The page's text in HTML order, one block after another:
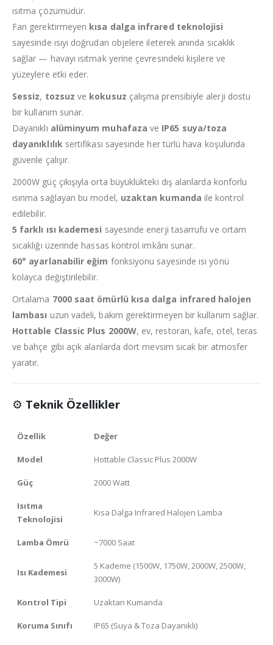
ısıtma çözümüdür.
Fan gerektirmeyen kısa dalga infrared teknolojisi
sayesinde ısıyı doğrudan objelere ileterek anında sıcaklık
sağlar — havayı ısıtmak yerine çevresindeki kişilere ve
yüzeylere etki eder.
Sessiz, tozsuz ve kokusuz çalışma prensibiyle alerji dostu
bir kullanım sunar.
Dayanıklı alüminyum muhafaza ve IP65 suya/toza
dayanıklılıksertifikası sayesinde her türlü hava koşulunda
güvenle çalışır.
2000W güç çıkışıyla orta büyüklükteki dış alanlarda konforlu
ısınma sağlayan bu model, uzaktan kumanda ile kontrol
edilebilir.
5 farklı ısı kademesi sayesinde enerji tasarrufu ve ortam
sıcaklığı üzerinde hassas kontrol imkânı sunar.
60° ayarlanabilir eğim fonksiyonu sayesinde ısı yönü
kolayca değiştirilebilir.
Ortalama 7000 saat ömürlü kısa dalga infrared halojen
lambası uzun vadeli, bakım gerektirmeyen bir kullanım sağlar.
Hottable Classic Plus 2000W, ev, restoran, kafe, otel, teras
ve bahçe gibi açık alanlarda dört mevsim sıcak bir atmosfer
yaratır.
⚙️ Teknik Özellikler
Özellik Değer
Model Hottable Classic Plus 2000W
Güç 2000 Watt
Isıtma
Teknolojisi
Kısa Dalga Infrared Halojen Lamba
Lamba Ömrü ~7000 Saat
Isı Kademesi
5 Kademe (1500W, 1750W, 2000W, 2500W,
3000W)
Kontrol Tipi Uzaktan Kumanda
Koruma Sınıfı IP65 (Suya & Toza Dayanıklı)